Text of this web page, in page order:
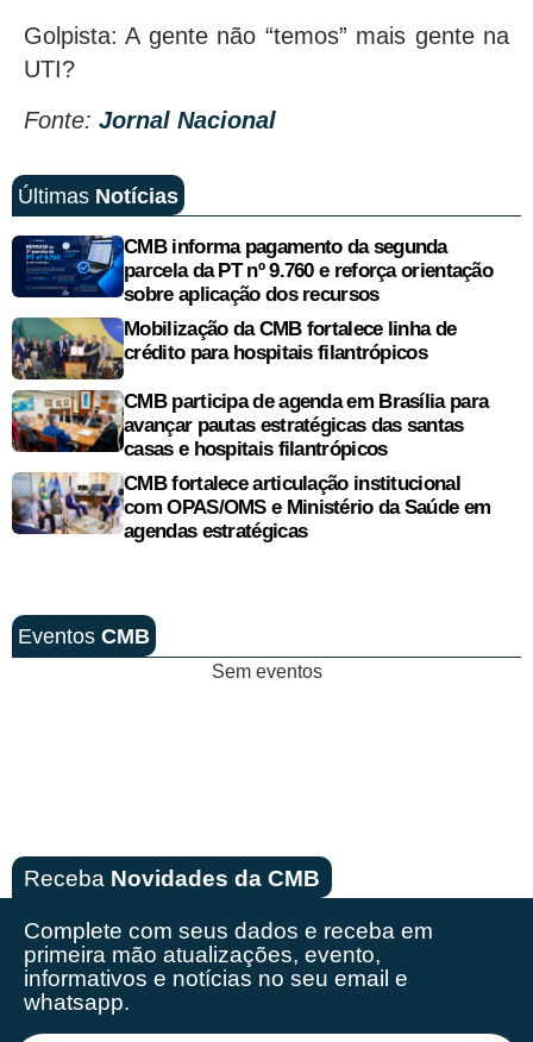
Golpista: A gente não “temos” mais gente na
UTI?
Fonte: Jornal Nacional
Últimas Notícias
CMB informa pagamento da segunda
parcela da PT nº 9.760 e reforça orientação
sobre aplicação dos recursos
Mobilização da CMB fortalece linha de
crédito para hospitais filantrópicos
CMB participa de agenda em Brasília para
avançar pautas estratégicas das santas
casas e hospitais filantrópicos
CMB fortalece articulação institucional
com OPAS/OMS e Ministério da Saúde em
agendas estratégicas
Eventos CMB
Sem eventos
Receba Novidades da CMB
Complete com seus dados e receba em
primeira mão atualizações, evento,
informativos e notícias no seu email e
whatsapp.